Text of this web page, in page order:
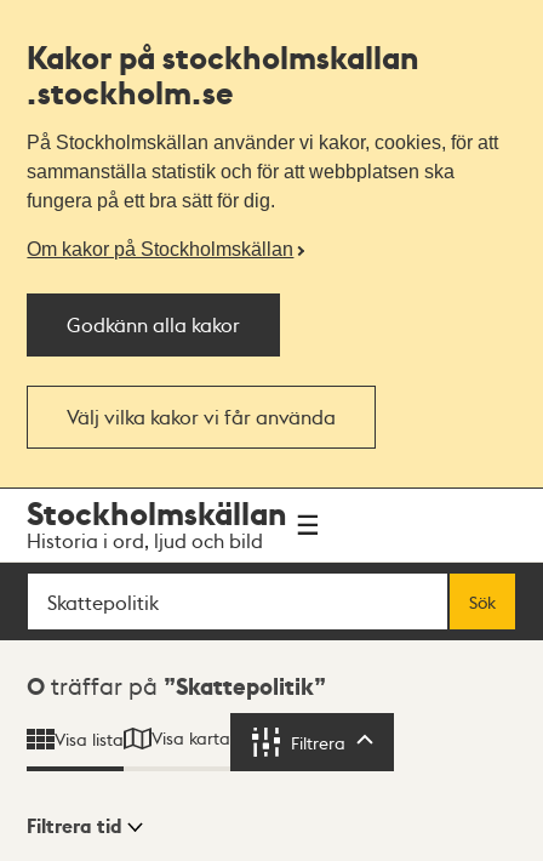
Kakor på stockholmskallan
.stockholm.se
På Stockholmskällan använder vi kakor, cookies, för att
sammanställa statistik och för att webbplatsen ska
fungera på ett bra sätt för dig.
Om kakor på Stockholmskällan
Godkänn alla kakor
Välj vilka kakor vi får använda
navigationen
huvudinnehållet
Stockholmskällan
Historia i ord, ljud och bild
Sök
Sök
Sökresultat
0 träffar på Skattepolitik
Visa lista Visa karta Filtrera
Filtrera tid